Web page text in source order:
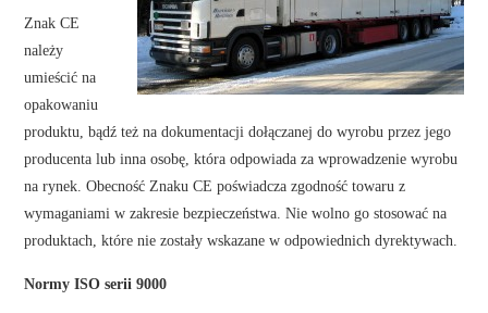
Znak CE
należy
umieścić na
opakowaniu
produktu, bądź też na dokumentacji dołączanej do wyrobu przez jego
producenta lub inna osobę, która odpowiada za wprowadzenie wyrobu
na rynek. Obecność Znaku CE poświadcza zgodność towaru z
wymaganiami w zakresie bezpieczeństwa. Nie wolno go stosować na
produktach, które nie zostały wskazane w odpowiednich dyrektywach.
Normy ISO serii 9000